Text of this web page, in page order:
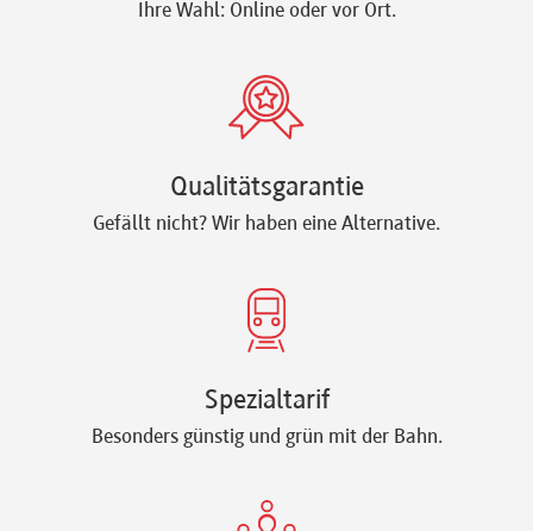
Ihre Wahl: Online oder vor Ort.
Qualitätsgarantie
Gefällt nicht? Wir haben eine Alternative.
Spezialtarif
Besonders günstig und grün mit der Bahn.